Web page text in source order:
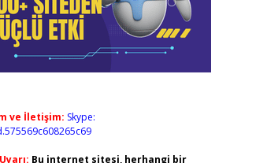
ve İletişim: Skype:
Bu internet sitesi, herhangi bir